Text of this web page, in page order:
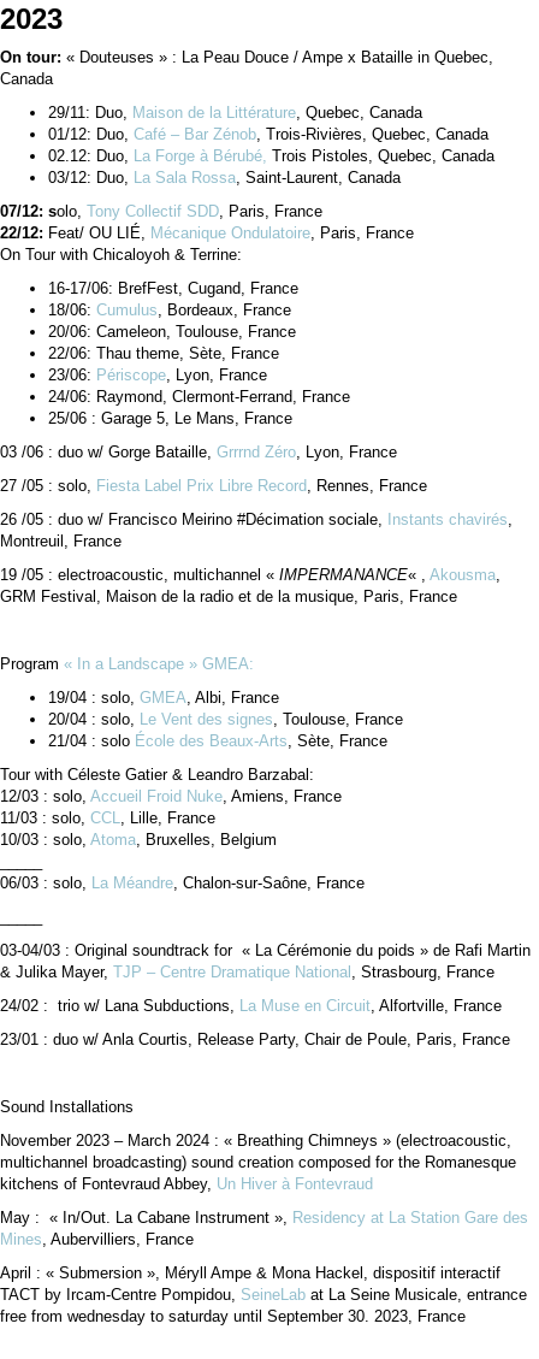
2023
On tour: « Douteuses » : La Peau Douce / Ampe x Bataille in Quebec,
Canada
29/11: Duo, Maison de la Littérature , Quebec, Canada
01/12: Duo, Café – Bar Zénob , Trois-Rivières, Quebec, Canada
02.12: Duo, La Forge à Bérubé, Trois Pistoles, Quebec, Canada
03/12: Duo, La Sala Rossa , Saint-Laurent, Canada
07/12: solo, Tony Collectif SDD , Paris, France
22/12: Feat/ OU LIÉ, Mécanique Ondulatoire , Paris, France
On Tour with Chicaloyoh & Terrine:
16-17/06: BrefFest, Cugand, France
18/06: Cumulus , Bordeaux, France
20/06: Cameleon, Toulouse, France
22/06: Thau theme, Sète, France
23/06: Périscope , Lyon, France
24/06: Raymond, Clermont-Ferrand, France
25/06 : Garage 5, Le Mans, France
03 /06 : duo w/ Gorge Bataille, Grrrnd Zéro , Lyon, France
27 /05 : solo, Fiesta Label Prix Libre Record , Rennes, France
26 /05 : duo w/ Francisco Meirino #Décimation sociale, Instants chavirés
Montreuil, France
19 /05 : electroacoustic, multichannel « IMPERMANANCE« , Akousma
GRM Festival, Maison de la radio et de la musique, Paris, France
Program « In a Landscape » GMEA:
19/04 : solo, GMEA , Albi, France
20/04 : solo, Le Vent des signes , Toulouse, France
21/04 : solo École des Beaux-Arts , Sète, France
Tour with Céleste Gatier & Leandro Barzabal:
12/03 : solo, Accueil Froid Nuke , Amiens, France
11/03 : solo, CCL
, Lille, France
10/03 : solo, Atoma , Bruxelles, Belgium
06/03 : solo, La Méandre , Chalon-sur-Saône, France
03-04/03 : Original soundtrack for « La Cérémonie du poids » de Rafi Martin
& Julika Mayer, TJP – Centre Dramatique National , Strasbourg, France
24/02 : trio w/ Lana Subductions, La Muse en Circuit , Alfortville, France
23/01 : duo w/ Anla Courtis, Release Party, Chair de Poule, Paris, France
Sound Installations
November 2023 – March 2024 : « Breathing Chimneys » (electroacoustic,
multichannel broadcasting) sound creation composed for the Romanesque
kitchens of Fontevraud Abbey, Un Hiver à Fontevraud
May : « In/Out. La Cabane Instrument », Residency at La Station Gare des
Mines , Aubervilliers, France
April : « Submersion », Méryll Ampe & Mona Hackel, dispositif interactif
TACT by Ircam-Centre Pompidou, SeineLab at La Seine Musicale, entrance
free from wednesday to saturday until September 30. 2023, France